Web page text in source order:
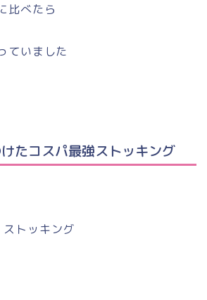
比べたら
ていました
たコスパ最強ストッキング
トッキング